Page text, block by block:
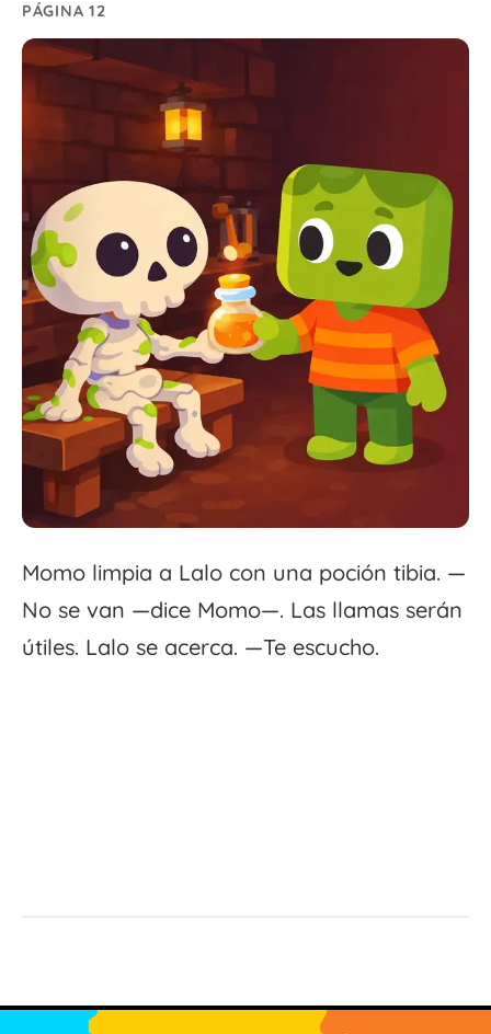
PÁGINA 12
Momo limpia a Lalo con una poción tibia. —
No se van —dice Momo—. Las llamas serán
útiles. Lalo se acerca. —Te escucho.